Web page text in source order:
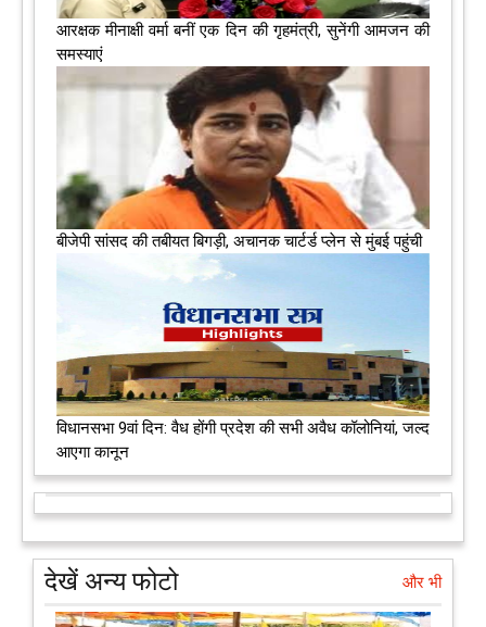
आरक्षक मीनाक्षी वर्मा बनीं एक दिन की गृहमंत्री, सुनेंगी आमजन की
समस्याएं
बीजेपी सांसद की तबीयत बिगड़ी, अचानक चार्टर्ड प्लेन से मुंबई पहुंची
विधानसभा 9वां दिन: वैध होंगी प्रदेश की सभी अवैध कॉलोनियां, जल्द
आएगा कानून
देखें अन्य फोटो और भी